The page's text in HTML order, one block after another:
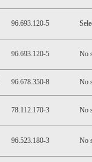
96.693.120-5
96.693.120-5 No
96.678.350-8 No
78.112.170-3 No
96.523.180-3 No